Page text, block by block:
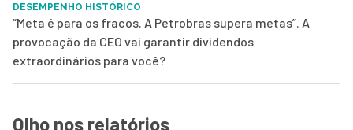
DESEMPENHO HISTÓRICO
“Meta é para os fracos. A Petrobras supera metas”. A
provocação da CEO vai garantir dividendos
extraordinários para você?
Olho nos relatórios